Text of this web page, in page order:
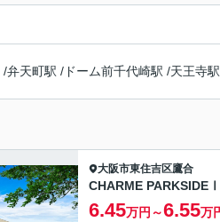
/弁天町駅 / ドーム前千代崎駅 /天王寺駅
大阪市東住吉区鷹合
CHARME PARKSIDEⅠ
6.45万円～6.55万